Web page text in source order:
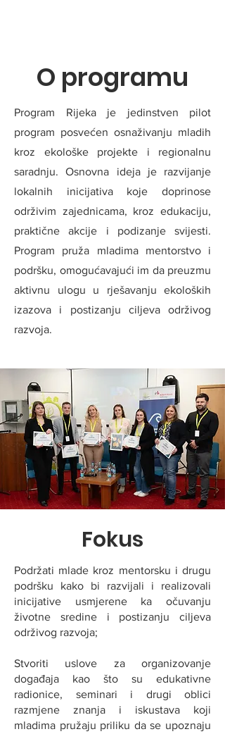
O programu
Program Rijeka je jedinstven pilot
program posvećen osnaživanju mladih
kroz ekološke projekte i regionalnu
saradnju. Osnovna ideja je razvijanje
lokalnih inicijativa koje doprinose
održivim zajednicama, kroz edukaciju,
praktične akcije i podizanje svijesti.
Program pruža mladima mentorstvo i
podršku, omogućavajući im da preuzmu
aktivnu ulogu u rješavanju ekoloških
izazova i postizanju ciljeva održivog
razvoja.
Fokus
Podržati mlade kroz mentorsku i drugu
podršku kako bi razvijali i realizovali
inicijative usmjerene ka očuvanju
životne sredine i postizanju ciljeva
održivog razvoja;
Stvoriti uslove za organizovanje
događaja kao što su edukativne
radionice, seminari i drugi oblici
razmjene znanja i iskustava koji
mladima pružaju priliku da se upoznaju